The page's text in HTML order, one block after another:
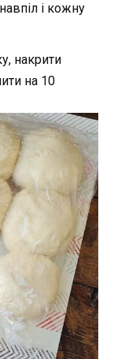
і кожну
накрити
на 10